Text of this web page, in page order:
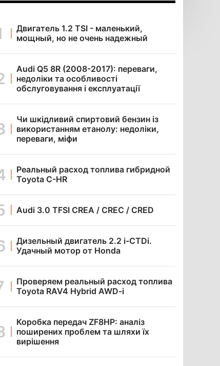
Двигатель 1.2 TSI - маленький,
мощный, но не очень надежный
Audi Q5 8R (2008-2017): переваги,
недоліки та особливості
обслуговування і експлуатації
Чи шкідливий спиртовий бензин із
використанням етанолу: недоліки,
переваги, міфи
Реальный расход топлива гибридной
Toyota C-HR
Audi 3.0 TFSI CREA / CREC / CRED
Дизельный двигатель 2.2 i-CTDi.
Удачный мотор от Honda
Проверяем реальный расход топлива
Toyota RAV4 Hybrid AWD-i
Коробка передач ZF8HP: аналіз
поширених проблем та шляхи їх
вирішення